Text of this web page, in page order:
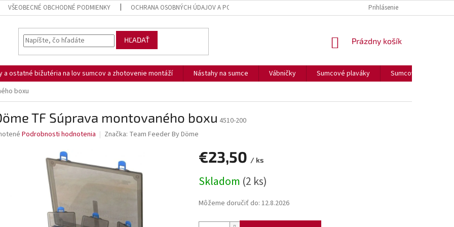
VŠEOBECNÉ OBCHODNÉ PODMIENKY OCHRANA OSOBNÝCH ÚDAJOV A POUČENIE O COOKIES FORMULÁR NA ODSTÚPENIE OD ZMLUVY
Prihlásenie
HĽADAŤ
NÁKUPNÝ
Prázdny košík
a ostatné bižutéria na lov sumcov a zhotovenie montáží Nástahy na sumce Vábničky Sumcové plaváky
Sumcové olova
boxu
TF Súprava montovaného boxu 4510-200
Podrobnosti hodnotenia Značka: Team Feeder By Döme
€23,50 / ks
cena:
Skladom (2 ks)
Môžeme doručiť do: 12.8.2026